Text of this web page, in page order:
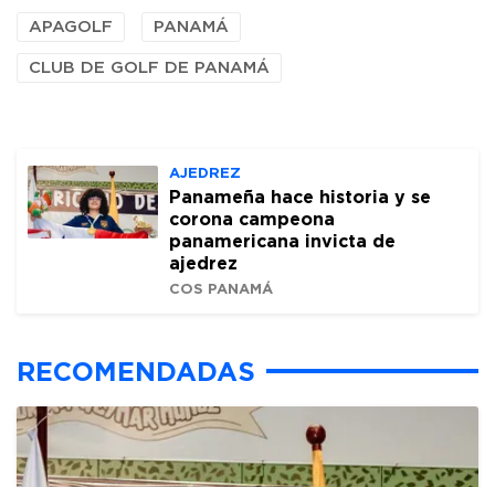
APAGOLF PANAMÁ
CLUB DE GOLF DE PANAMÁ
AJEDREZ
Panameña hace historia y se
corona campeona
panamericana invicta de
ajedrez
COS PANAMÁ
RECOMENDADAS